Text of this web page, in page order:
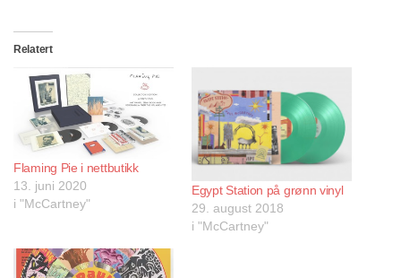
Relatert
Flaming Pie i nettbutikk
13. juni 2020
i "McCartney"
Egypt Station på grønn vinyl
29. august 2018
i "McCartney"